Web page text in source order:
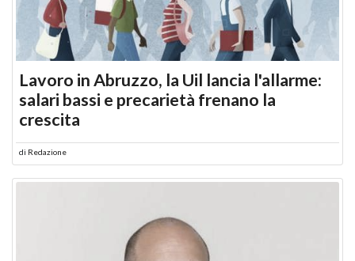
Lavoro in Abruzzo, la Uil lancia l'allarme:
salari bassi e precarietà frenano la
crescita
di Redazione